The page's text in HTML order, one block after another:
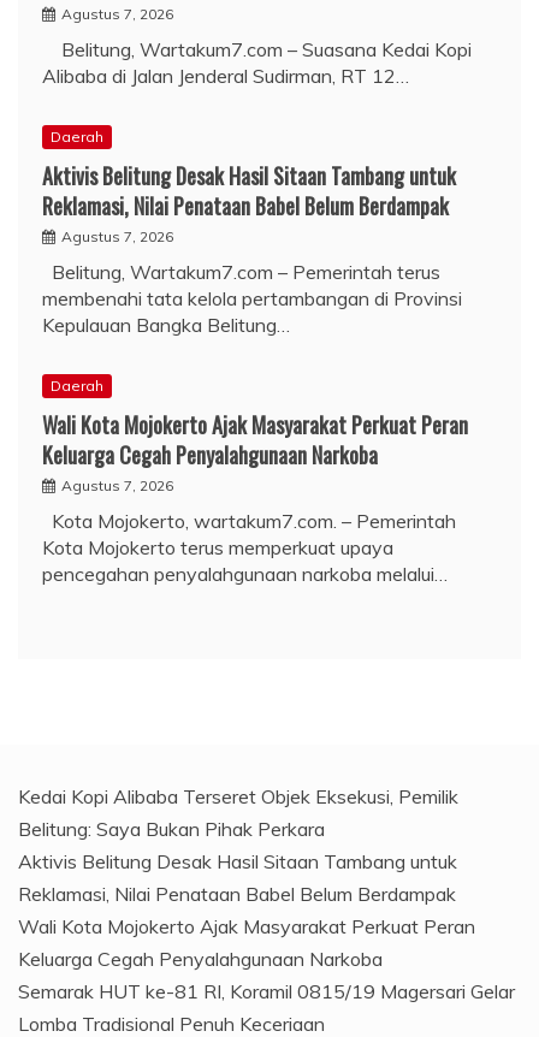
Agustus 7, 2026
Belitung, Wartakum7.com – Suasana Kedai Kopi
Alibaba di Jalan Jenderal Sudirman, RT 12…
Daerah
Aktivis Belitung Desak Hasil Sitaan Tambang untuk
Reklamasi, Nilai Penataan Babel Belum Berdampak
Agustus 7, 2026
Belitung, Wartakum7.com – Pemerintah terus
membenahi tata kelola pertambangan di Provinsi
Kepulauan Bangka Belitung…
Daerah
Wali Kota Mojokerto Ajak Masyarakat Perkuat Peran
Keluarga Cegah Penyalahgunaan Narkoba
Agustus 7, 2026
Kota Mojokerto, wartakum7.com. – Pemerintah
Kota Mojokerto terus memperkuat upaya
pencegahan penyalahgunaan narkoba melalui…
Kedai Kopi Alibaba Terseret Objek Eksekusi, Pemilik
Belitung: Saya Bukan Pihak Perkara
Aktivis Belitung Desak Hasil Sitaan Tambang untuk
Reklamasi, Nilai Penataan Babel Belum Berdampak
Wali Kota Mojokerto Ajak Masyarakat Perkuat Peran
Keluarga Cegah Penyalahgunaan Narkoba
Semarak HUT ke-81 RI, Koramil 0815/19 Magersari Gelar
Lomba Tradisional Penuh Keceriaan